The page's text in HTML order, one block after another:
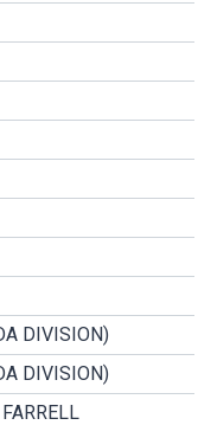
DIVISION)
DIVISION)